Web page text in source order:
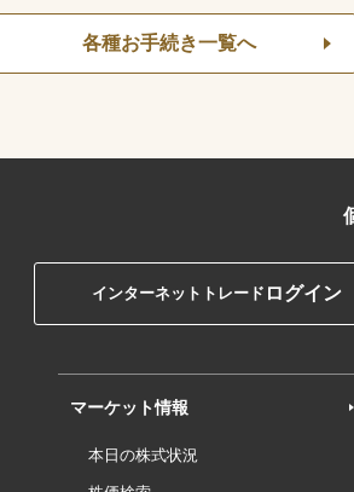
各種お手続き一覧へ
インターネットトレード ログイン
マーケット情報
本日の株式状況